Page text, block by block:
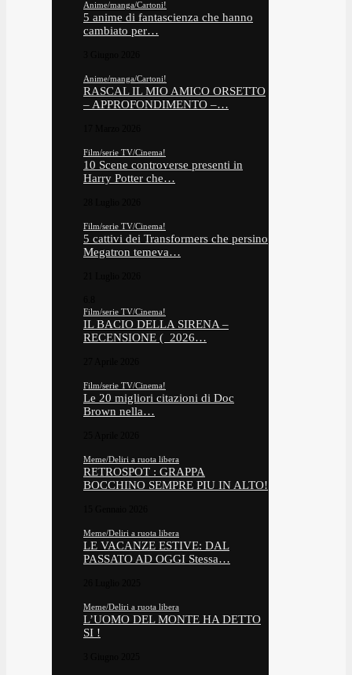
Anime/manga/Cartoni!
5 anime di fantascienza che hanno
cambiato per…
Anime/manga/Cartoni!
RASCAL IL MIO AMICO ORSETTO
– APPROFONDIMENTO –…
Film/serie TV/Cinema!
10 Scene controverse presenti in
Harry Potter che…
Film/serie TV/Cinema!
5 cattivi dei Transformers che persino
Megatron temeva…
Film/serie TV/Cinema!
IL BACIO DELLA SIRENA –
RECENSIONE ( 2026…
Film/serie TV/Cinema!
Le 20 migliori citazioni di Doc
Brown nella…
Meme/Deliri a ruota libera
RETROSPOT : GRAPPA
BOCCHINO SEMPRE PIU IN ALTO!
Meme/Deliri a ruota libera
LE VACANZE ESTIVE: DAL
PASSATO AD OGGI Stessa…
Meme/Deliri a ruota libera
L’UOMO DEL MONTE HA DETTO
SI !